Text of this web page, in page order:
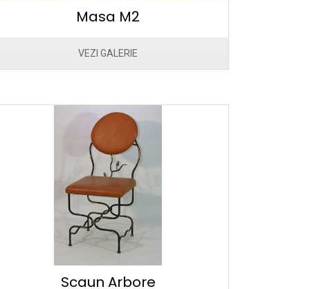
Masa M2
VEZI GALERIE
Scaun Arbore